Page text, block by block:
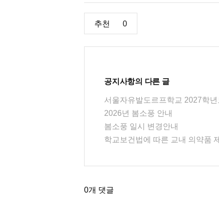
추천 0
공지사항의 다른 글
서울자유발도르프학교 2027학
2026년 봄소풍 안내
봄소풍 일시 변경안내
학교보건법에 따른 교내 의약품
0개 댓글